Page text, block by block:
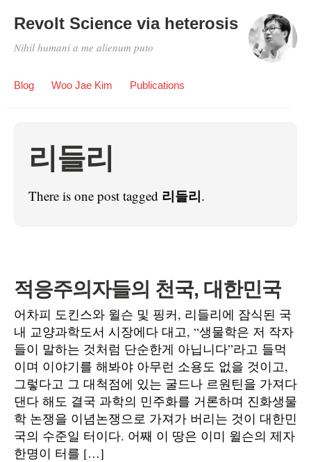
Revolt Science via heterosis
Nihil humani a me alienum puto
Blog Woo Jae Kim Publications
리들리
There is one post tagged 리들리.
적응주의자들의 천국, 대한민국
어차피 도킨스와 윌슨 및 핑커, 리들리에 잠식된 국
내 교양과학도서 시장에다 대고, “생물학은 저 작자
들이 말하는 것처럼 단순한게 아닙니다”라고 들먹
이며 이야기를 해봐야 아무런 소용도 없을 것이고,
그렇다고 그 대척점에 있는 굴드나 르원틴을 가져다
댄다 해도 결국 과학의 민주화를 거론하며 진화생물
학 논쟁을 이념논쟁으로 가져가 버리는 것이 대한민
국의 수준일 터이다. 어째 이 땅은 이미 윌슨의 제자
한명이 터를 […]